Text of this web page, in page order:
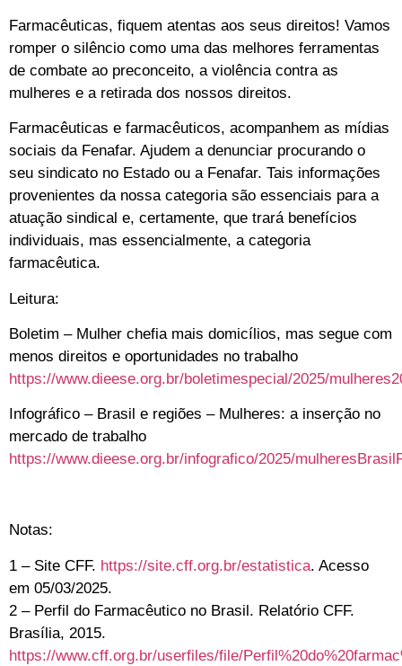
Farmacêuticas, fiquem atentas aos seus direitos! Vamos
romper o silêncio como uma das melhores ferramentas
de combate ao preconceito, a violência contra as
mulheres e a retirada dos nossos direitos.
Farmacêuticas e farmacêuticos, acompanhem as mídias
sociais da Fenafar. Ajudem a denunciar procurando o
seu sindicato no Estado ou a Fenafar. Tais informações
provenientes da nossa categoria são essenciais para a
atuação sindical e, certamente, que trará benefícios
individuais, mas essencialmente, a categoria
farmacêutica.
Leitura:
Boletim – Mulher chefia mais domicílios, mas segue com
menos direitos e oportunidades no trabalho
https://www.dieese.org.br/boletimespecial/2025/
Infográfico – Brasil e regiões – Mulheres: a inserção no
mercado de trabalho
https://www.dieese.org.br/infografico/2025/
Notas:
1 – Site CFF. https://site.cff.org.br/estatistica. Acesso
em 05/03/2025.
2 – Perfil do Farmacêutico no Brasil. Relatório CFF.
Brasília, 2015.
https://www.cff.org.br/userfiles/file/